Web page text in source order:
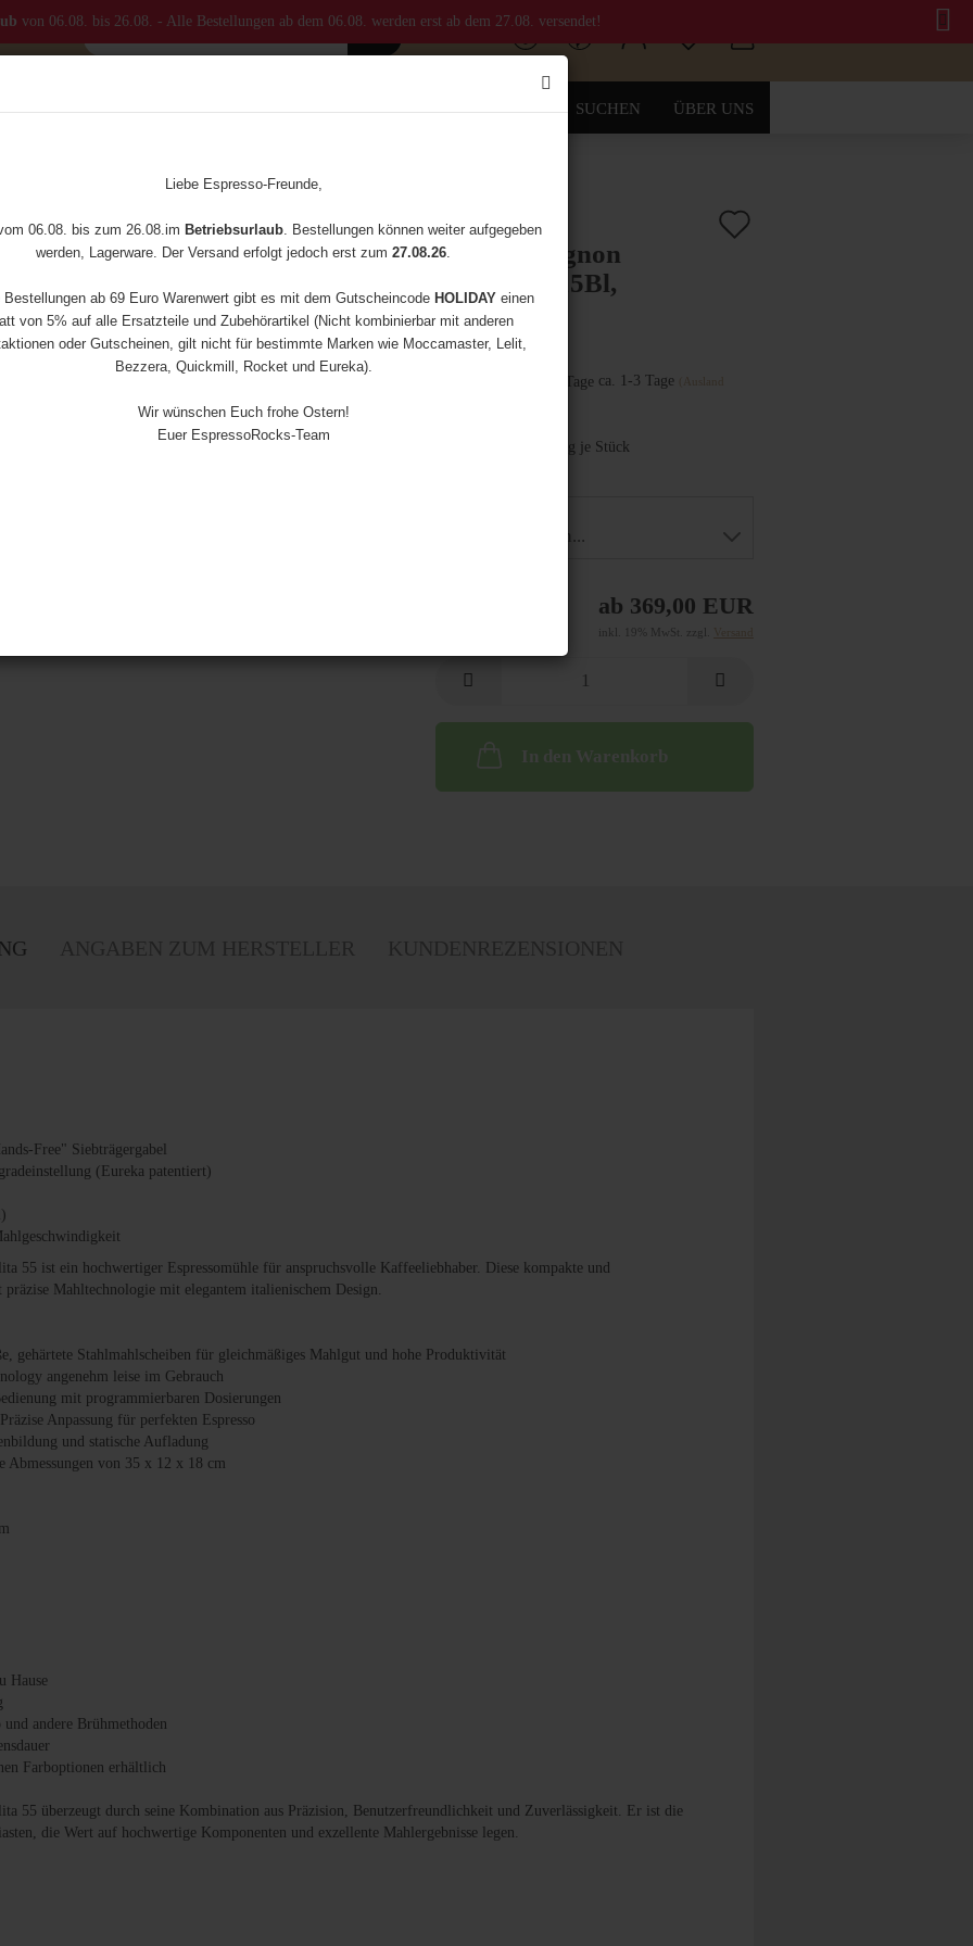
Liebe Espresso-Freunde,
06.08. bis zum 26.08.im Betriebsurlaub. Bestellungen können weiter aufgegeben
werden, Lagerware. Der Versand erfolgt jedoch erst zum 27.08.26.
Bestellungen ab 69 Euro Warenwert gibt es mit dem Gutscheincode HOLIDAYeinen
von 5% auf alle Ersatzteile und Zubehörartikel (Nicht kombinierbar mit anderen
oder Gutscheinen, gilt nicht für bestimmte Marken wie Moccamaster, Lelit,
Bezzera, Quickmill, Rocket und Eureka).
Wir wünschen Euch frohe Ostern!
Euer EspressoRocks-Team
von 06.08. bis 26.08. - Alle Bestellungen ab dem 06.08. werden erst ab dem 27.08. versendet!
KAFFEEMÜHLEN ZUBEHÖR ERSATZTEILE SUCHEN ÜBER UNS
(Art.Nr.: 2000-1004
Eureka Mignon
Specialita 15Bl,
Schwarz
ca. 1-3 Tage
(Ausland
kg je Stück
ab 369,00 EUR
inkl. 19% MwSt. zzgl. Versand
In den Warenkorb
Free" Siebträgergabel
(Eureka patentiert)
55 ist ein hochwertiger Espressomühle für anspruchsvolle Kaffeeliebhaber. Diese kompakte und
Mahltechnologie mit elegantem italienischem Design.
gehärtete Stahlmahlscheiben für gleichmäßiges Mahlgut und hohe Produktivität
angenehm leise im Gebrauch
mit programmierbaren Dosierungen
Anpassung für perfekten Espresso
und statische Aufladung
Abmessungen von 35 x 12 x 18 cm
Hause
andere Brühmethoden
Farboptionen erhältlich
55 überzeugt durch seine Kombination aus Präzision, Benutzerfreundlichkeit und Zuverlässigkeit. Er ist die
die Wert auf hochwertige Komponenten und exzellente Mahlergebnisse legen.